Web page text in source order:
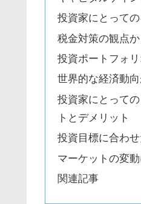
投資家にとって
税金対策の観点
投資ポートフォ
世界的な経済動
投資家にとって
トとデメリット
投資目標に合わ
マーケットの変
関連記事